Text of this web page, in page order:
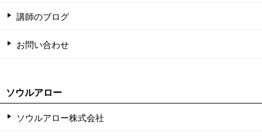
講師のブログ
お問い合わせ
ソウルアロー
ソウルアロー株式会社